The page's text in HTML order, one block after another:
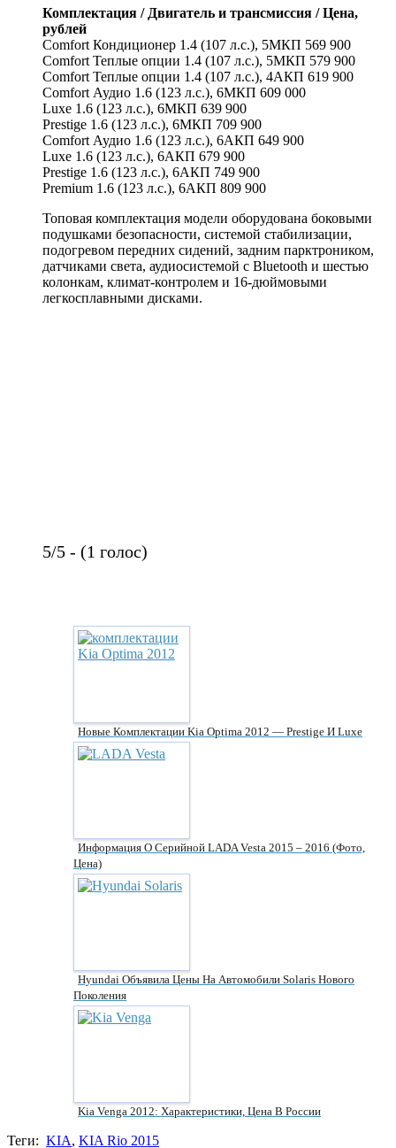
Комплектация / Двигатель и трансмиссия / Цена,
рублей
Comfort Кондиционер 1.4 (107 л.с.), 5МКП 569 900
Comfort Теплые опции 1.4 (107 л.с.), 5МКП 579 900
Comfort Теплые опции 1.4 (107 л.с.), 4АКП 619 900
Comfort Аудио 1.6 (123 л.с.), 6МКП 609 000
Luxe 1.6 (123 л.с.), 6МКП 639 900
Prestige 1.6 (123 л.с.), 6МКП 709 900
Comfort Аудио 1.6 (123 л.с.), 6АКП 649 900
Luxe 1.6 (123 л.с.), 6АКП 679 900
Prestige 1.6 (123 л.с.), 6АКП 749 900
Premium 1.6 (123 л.с.), 6АКП 809 900
Топовая комплектация модели оборудована боковыми
подушками безопасности, системой стабилизации,
подогревом передних сидений, задним парктроником,
датчиками света, аудиосистемой с Bluetooth и шестью
колонкам, климат-контролем и 16-дюймовыми
легкосплавными дисками.
5/5 - (1 голос)
Новые Комплектации Kia Optima 2012 — Prestige И Luxe
Информация О Серийной LADA Vesta 2015 – 2016 (фото,
Цена)
Hyundai Объявила Цены На Автомобили Solaris Нового
Поколения
Kia Venga 2012: Характеристики, Цена В России
Теги: KIA, KIA Rio 2015